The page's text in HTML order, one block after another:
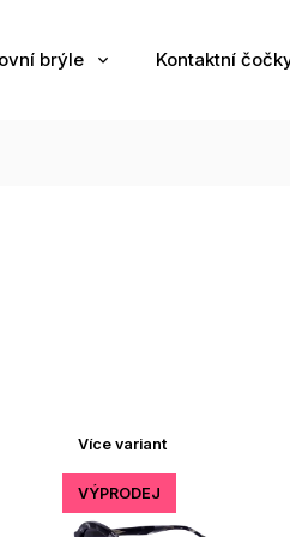
brýle Kontaktní
Více variant
VÝPRODEJ